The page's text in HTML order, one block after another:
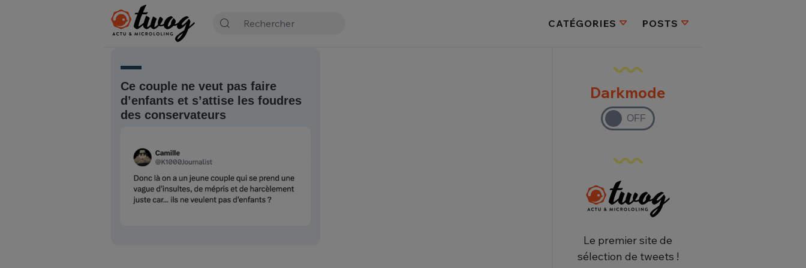
CATÉGORIES POSTS
Ce couple ne veut pas faire
d’enfants et s’attise les foudres
des conservateurs
Darkmode
Le premier site de
sélection de tweets !